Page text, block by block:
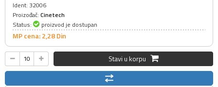
Ident: 32006
Proizođač: Cinetech
Status:
proizvod je dostupan
MP cena: 2,28Din
Stavi u korpu